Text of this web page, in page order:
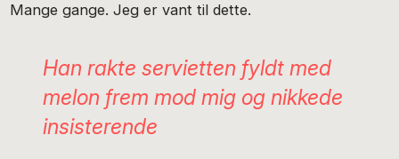
Mange gange. Jeg er vant til dette.
Han rakte servietten fyldt med
melon frem mod mig og nikkede
insisterende